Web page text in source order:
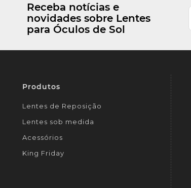
Receba notícias e
novidades sobre Lentes
para Óculos de Sol
Produtos
Lentes de Reposição
Lentes sob medida
Acessórios
King Friday